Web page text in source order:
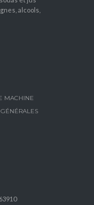
alcools,
MACHINE